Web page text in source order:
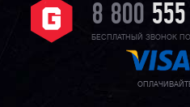
8 800
БЕСПЛАТНЫЙ ЗВОНОК